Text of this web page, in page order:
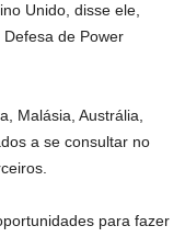
Unido, disse ele,
de Power
Malásia, Austrália,
a se consultar no
para fazer